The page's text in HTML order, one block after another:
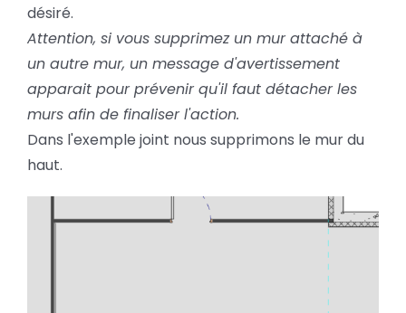
désiré.
Attention, si vous supprimez un mur attaché à
un autre mur, un message d'avertissement
apparait pour prévenir qu'il faut détacher les
murs afin de finaliser l'action.
Dans l'exemple joint nous supprimons le mur du
haut.